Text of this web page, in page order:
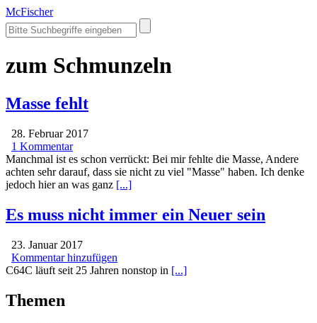
McFischer
zum Schmunzeln
Masse fehlt
28. Februar 2017
1 Kommentar
Manchmal ist es schon verrückt: Bei mir fehlte die Masse, Andere
achten sehr darauf, dass sie nicht zu viel "Masse" haben. Ich denke
jedoch hier an was ganz [...]
Es muss nicht immer ein Neuer sein
23. Januar 2017
Kommentar hinzufügen
C64C läuft seit 25 Jahren nonstop in [...]
Themen